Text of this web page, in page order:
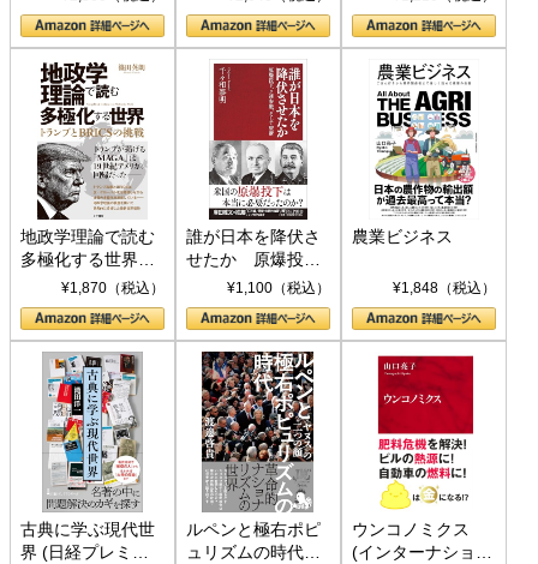
地政学理論で読む
多極化する世界：
トランプとBRICS
の挑戦
¥1,870（税込）
誰が日本を降伏さ
せたか 原爆投
下、ソ連参戦、そ
して聖断 (PHP新
書)
¥1,100（税込）
農業ビジネス
¥1,848（税込）
古典に学ぶ現代世
界 (日経プレミア
ルペンと極右ポピ
ュリズムの時代：
ウンコノミクス
(インターナショナ